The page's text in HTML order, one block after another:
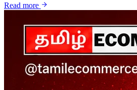
Read more